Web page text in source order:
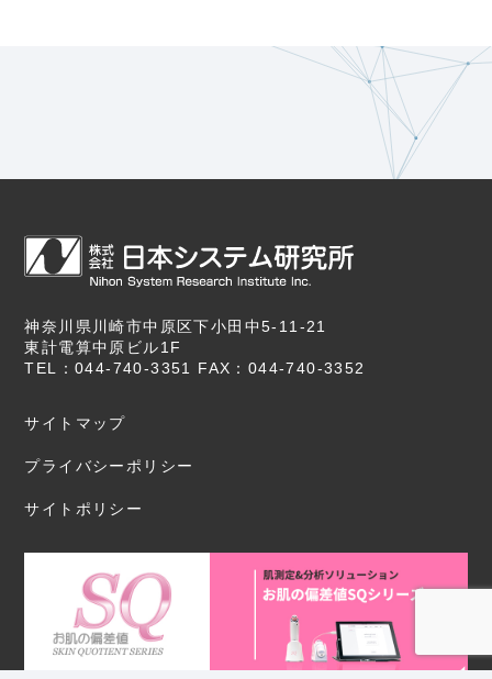
神奈川県川崎市中原区下小田中5-11-21
東計電算中原ビル1F
TEL：044-740-3351 FAX：044-740-3352
サイトマップ
プライバシーポリシー
サイトポリシー